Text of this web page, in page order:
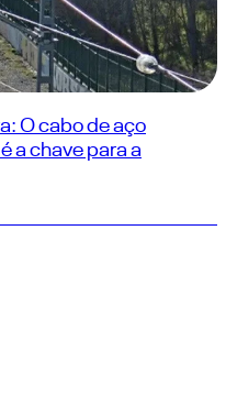
O cabo de aço
a chave para a